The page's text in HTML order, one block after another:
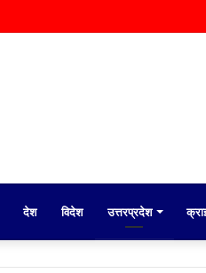
देश विदेश उत्तरप्रदेश